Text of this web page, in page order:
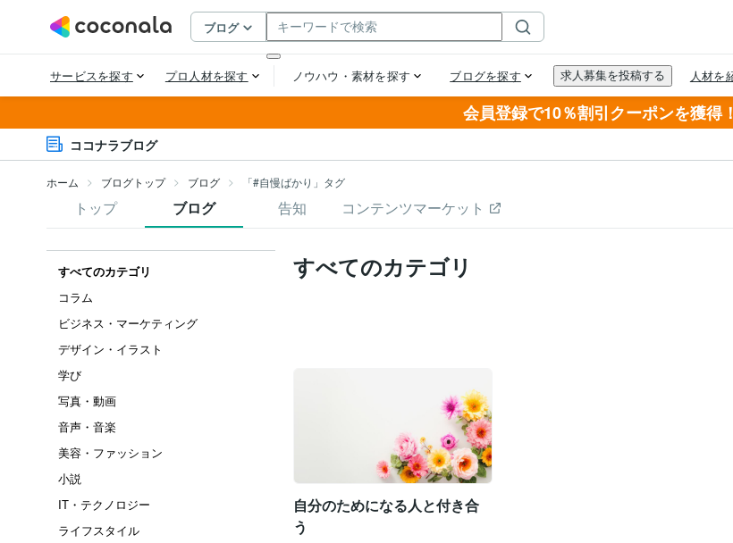
会員登録で10％割引クーポンを獲得！
ココナラブログ
ホーム ブログトップ ブログ 「#自慢ばかり」タグ
トップ ブログ 告知 コンテンツマーケット
すべてのカテゴリ
コラム
ビジネス・マーケティング
デザイン・イラスト
学び
写真・動画
音声・音楽
美容・ファッション
小説
IT・テクノロジー
ライフスタイル
すべてのカテゴリ
自分のためになる人と付き合
う